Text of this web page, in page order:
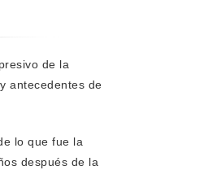
de la
antecedentes de
lo que fue la
después de la